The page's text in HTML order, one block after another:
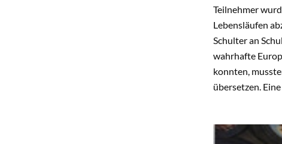
Teilnehmer
Lebensläufen
Schulter an
wahrhafte
konnten,
übersetzen.